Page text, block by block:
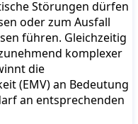
Störungen dürfen
oder zum Ausfall
führen. Gleichzeitig
komplexer
die
(EMV) an Bedeutung
an entsprechenden